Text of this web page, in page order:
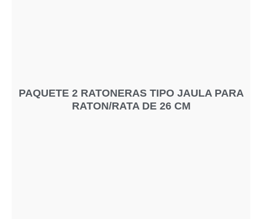
PAQUETE 2 RATONERAS TIPO JAULA PARA
RATON/RATA DE 26 CM